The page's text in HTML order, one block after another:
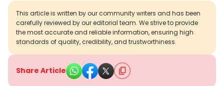
This article is written by our community writers and has been
carefully reviewed by our editorial team. We strive to provide
the most accurate and reliable information, ensuring high
standards of quality, credibility, and trustworthiness.
Share Article